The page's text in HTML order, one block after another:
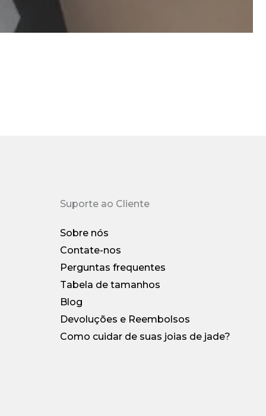
Suporte ao Cliente
Sobre nós
Contate-nos
Perguntas frequentes
Tabela de tamanhos
Blog
Devoluções e Reembolsos
Como cuidar de suas joias de jade?